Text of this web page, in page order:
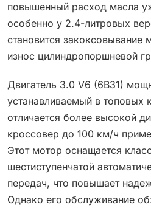
повышенный расход масла
особенно у 2.4-литровых
становится
износ цилиндропоршневой
Двигатель 3.0 V6 (6B31)
устанавливаемый в топовых
отличается более высокой
кроссовер до 100 км/ч
Этот мотор оснащается
шестиступенчатой
передач, что повышает
Однако его обслуживание